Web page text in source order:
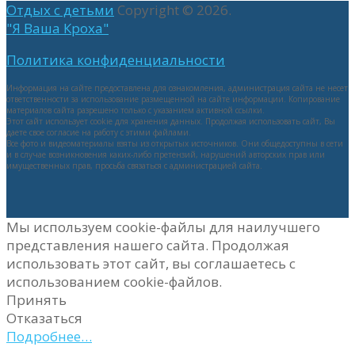
Отдых с детьми Copyright © 2026.
"Я Ваша Кроха"
Политика конфиденциальности
Информация на сайте предоставлена для ознакомления, администрация сайта не несет
ответственности за использование размещенной на сайте информации. Копирование
материалов сайта разрешено только с указанием активной ссылки.
Этот сайт использует cookie для хранения данных. Продолжая использовать сайт, Вы
даете свое согласие на работу с этими файлами.
Все фото и видеоматериалы взяты из открытых источников. Они общедоступны в сети
и в случае возникновения каких-либо претензий, нарушений авторских прав или
имущественных прав, просьба связаться с администрацией сайта.
Мы используем cookie-файлы для наилучшего
представления нашего сайта. Продолжая
использовать этот сайт, вы соглашаетесь с
использованием cookie-файлов.
Принять
Отказаться
Подробнее…